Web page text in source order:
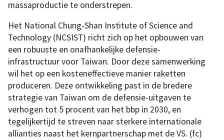
massaproductie te onderstrepen.
Het National Chung-Shan Institute of Science and
Technology (NCSIST) richt zich op het opbouwen van
een robuuste en onafhankelijke defensie-
infrastructuur voor Taiwan. Door deze samenwerking
wil het op een kosteneffectieve manier raketten
produceren. Deze ontwikkeling past in de bredere
strategie van Taiwan om de defensie-uitgaven te
verhogen tot 5 procent van het bbp in 2030, en
tegelijkertijd te streven naar sterkere internationale
allianties naast het kernpartnerschap met de VS. (fc)